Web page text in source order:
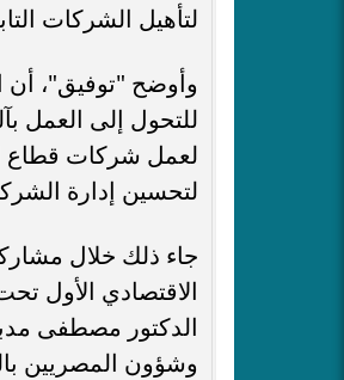
لتأهيل الشركات
وأوضح "توفيق"، أن
لتحسين إدارة
جاء ذلك خلال
الاقتصادي الأول
الدكتور مصطفى
وشؤون المصريين